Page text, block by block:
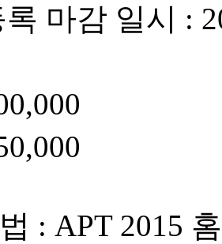
마감 일시 :
: APT 2015